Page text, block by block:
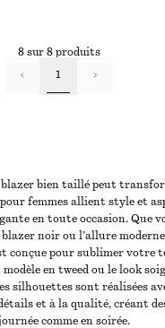
blazer bien taillé peut
femmes allient style et
en toute occasion. Que
noir ou l’allure
conçue pour sublimer votre
modèle en tweed ou le look
silhouettes sont réalisées
et à la qualité, créant
comme en soirée.
8 sur 8 produits
1